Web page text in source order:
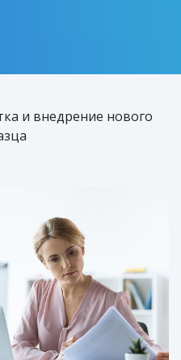
и внедрение нового